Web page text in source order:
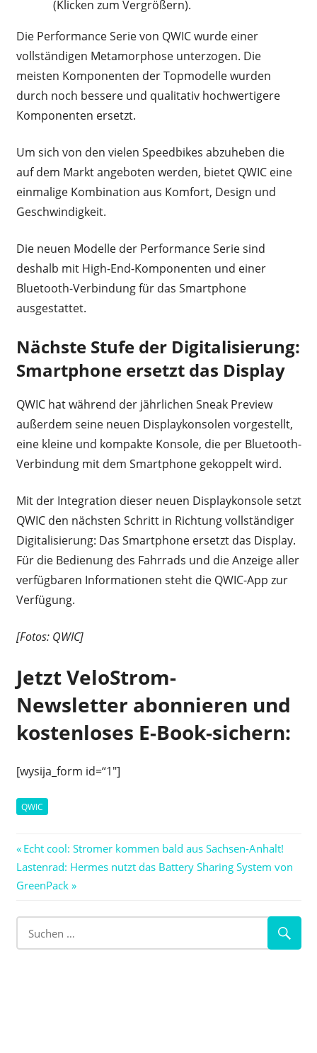
(Klicken zum Vergrößern).
Die Performance Serie von QWIC wurde einer
vollständigen Metamorphose unterzogen. Die
meisten Komponenten der Topmodelle wurden
durch noch bessere und qualitativ hochwertigere
Komponenten ersetzt.
Um sich von den vielen Speedbikes abzuheben die
auf dem Markt angeboten werden, bietet QWIC eine
einmalige Kombination aus Komfort, Design und
Geschwindigkeit.
Die neuen Modelle der Performance Serie sind
deshalb mit High-End-Komponenten und einer
Bluetooth-Verbindung für das Smartphone
ausgestattet.
Nächste Stufe der Digitalisierung:
Smartphone ersetzt das Display
QWIC hat während der jährlichen Sneak Preview
außerdem seine neuen Displaykonsolen vorgestellt,
eine kleine und kompakte Konsole, die per Bluetooth-
Verbindung mit dem Smartphone gekoppelt wird.
Mit der Integration dieser neuen Displaykonsole setzt
QWIC den nächsten Schritt in Richtung vollständiger
Digitalisierung: Das Smartphone ersetzt das Display.
Für die Bedienung des Fahrrads und die Anzeige aller
verfügbaren Informationen steht die QWIC-App zur
Verfügung.
[Fotos: QWIC]
Jetzt VeloStrom-
Newsletter abonnieren und
kostenloses E-Book-sichern:
[wysija_form id=“1″]
QWIC
Beitragsnavigation
Vorheriger
Beitrag:
Echt cool: Stromer kommen bald aus Sachsen-Anhalt!
Nächster
Beitrag:
Lastenrad: Hermes nutzt das Battery Sharing System von
GreenPack